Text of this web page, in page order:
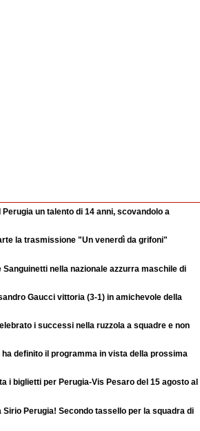
Perugia un talento di 14 anni, scovandolo a
la trasmissione "Un venerdì da grifoni"
nella nazionale azzurra maschile di
Gaucci vittoria (3-1) in amichevole della
i successi nella ruzzola a squadre e non
definito il programma in vista della prossima
i biglietti per Perugia-Vis Pesaro del 15 agosto al
Perugia! Secondo tassello per la squadra di